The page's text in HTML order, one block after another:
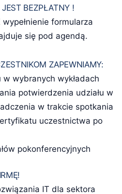
BEZPŁATNY !
formularza
się pod agendą.
ZAPEWNIAMY:
w wybranych wykładach
potwierdzenia udziału w
w trakcie spotkania
uczestnictwa po
pokonferencyjnych
IT dla sektora